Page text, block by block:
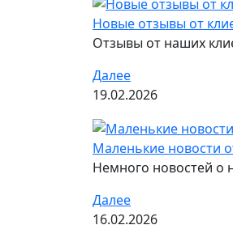
Новые отзывы от
Отзывы от наших
Далее
19.02.2026
Маленькие новости
Немного новостей о
Далее
16.02.2026